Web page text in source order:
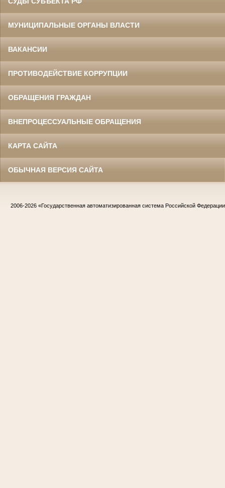
МУНИЦИПАЛЬНЫЕ ОРГАНЫ ВЛАСТИ
ВАКАНСИИ
ПРОТИВОДЕЙСТВИЕ КОРРУПЦИИ
ОБРАЩЕНИЯ ГРАЖДАН
ВНЕПРОЦЕССУАЛЬНЫЕ ОБРАЩЕНИЯ
КАРТА САЙТА
ОБЫЧНАЯ ВЕРСИЯ САЙТА
2006-2026 «Государственная автоматизированная система Российской